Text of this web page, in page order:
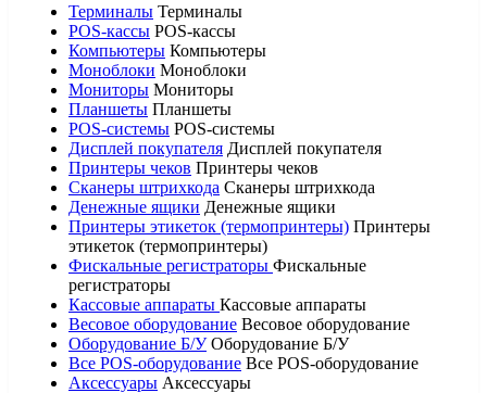
Терминалы Терминалы
POS-кассы POS-кассы
Компьютеры Компьютеры
Моноблоки Моноблоки
Мониторы Мониторы
Планшеты Планшеты
POS-системы POS-системы
Дисплей покупателя Дисплей покупателя
Принтеры чеков Принтеры чеков
Сканеры штрихкода Сканеры штрихкода
Денежные ящики Денежные ящики
Принтеры этикеток (термопринтеры) Принтеры
этикеток (термопринтеры)
Фискальные регистраторы Фискальные
регистраторы
Кассовые аппараты Кассовые аппараты
Весовое оборудование Весовое оборудование
Оборудование Б/У Оборудование Б/У
Все POS-оборудование Все POS-оборудование
Аксессуары Аксессуары